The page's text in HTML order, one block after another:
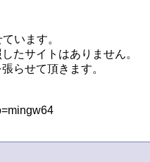
います。
たサイトはありません。
らせて頂きます。